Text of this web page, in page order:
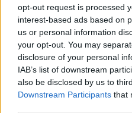
opt-out request is processed
interest-based ads based on
us or personal information
your opt-out. You may
disclosure of your personal
IAB’s list of downstream
also be disclosed by us to
Downstream Participants that
Három estén is az égbolt kerül
megfigyelések, zenés
augusztus 12-én egy
megfigyelhetnek az érdeklődők.